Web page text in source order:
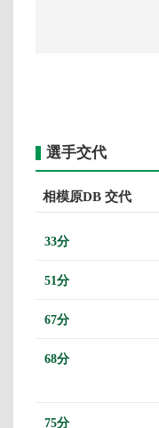
選手交代
相模原DB 交代
33分
51分
67分
68分
75分